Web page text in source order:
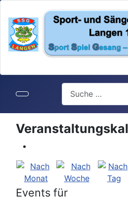
Search
Events für